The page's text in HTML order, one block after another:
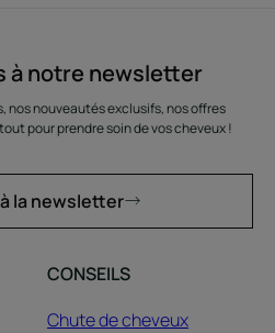
à notre newsletter
nos nouveautés exclusifs, nos offres
pour prendre soin de vos cheveux !
la newsletter
CONSEILS
Chute de cheveux